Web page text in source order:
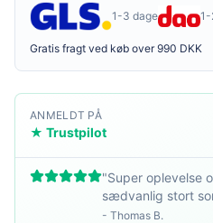
1-3 dage 1-
Gratis fragt ved køb over 990 DKK
ANMELDT PÅ
★ Trustpilot
"Super oplevelse
sædvanlig stort
- Thomas B.